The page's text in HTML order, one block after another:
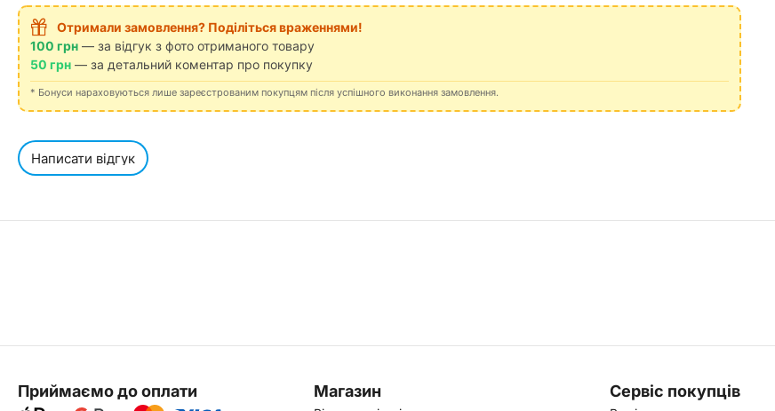
Отримали замовлення? Поділіться враженнями!
100 грн — за відгук з фото отриманого товару
50 грн — за детальний коментар про покупку
* Бонуси нараховуються лише зареєстрованим покупцям після успішного виконання замовлення.
Написати відгук
Приймаємо до оплати Магазин Сервіс покупців